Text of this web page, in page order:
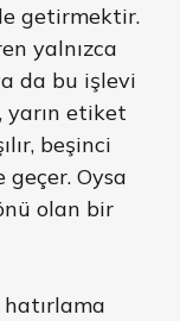
getirmektir.
yalnızca
da bu işlevi
yarın etiket
beşinci
Oysa
olan bir
hatırlama